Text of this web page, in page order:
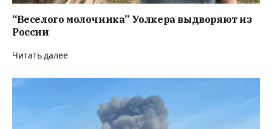
“Веселого молочника” Уолкера выдворяют из
России
Читать далее